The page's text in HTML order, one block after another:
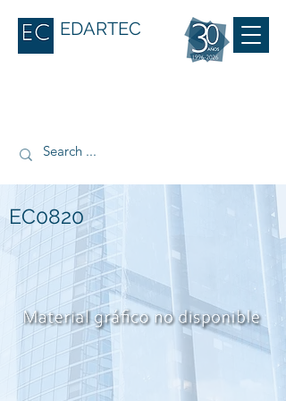
EDARTEC
EC0820